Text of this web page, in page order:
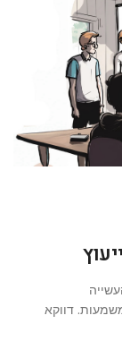
דווקא